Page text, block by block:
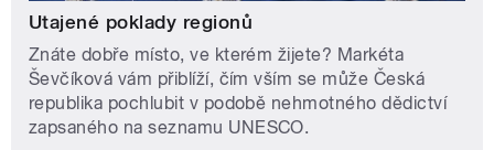
Utajené poklady regionů
Znáte dobře místo, ve kterém žijete? Markéta
Ševčíková vám přiblíží, čím vším se může Česká
republika pochlubit v podobě nehmotného dědictví
zapsaného na seznamu UNESCO.